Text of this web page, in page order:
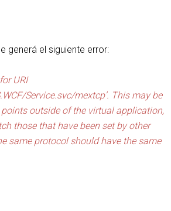
generá el siguiente error:
URI
Service.svc/mextcp’. This may be
outside of the virtual application,
those that have been set by other
same protocol should have the same